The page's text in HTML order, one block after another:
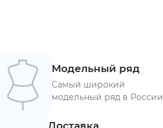
Модельный ряд
Самый широкий
модельный ряд в России
Доставка